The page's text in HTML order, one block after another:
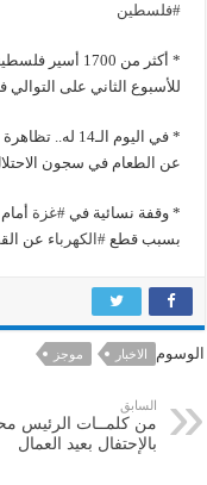
#فلسطين
* أكثر من
للأسبوع الثاني على
* في اليوم
عن الطعام في سجون
* وقفة نسائية في#غزة
بسبب قطع# الكهرباء عن
الوسوم الاخبار موجز
السابق
من كلمــات الرئيس
بالإحتفال بعيد العمال